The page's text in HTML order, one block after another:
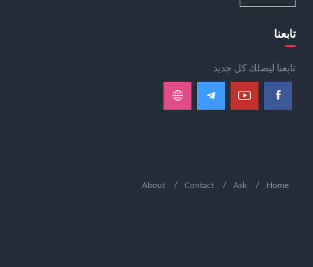
تابعنا
تابعنا ليصلك كل جديد
Home
Ask
Contact
About